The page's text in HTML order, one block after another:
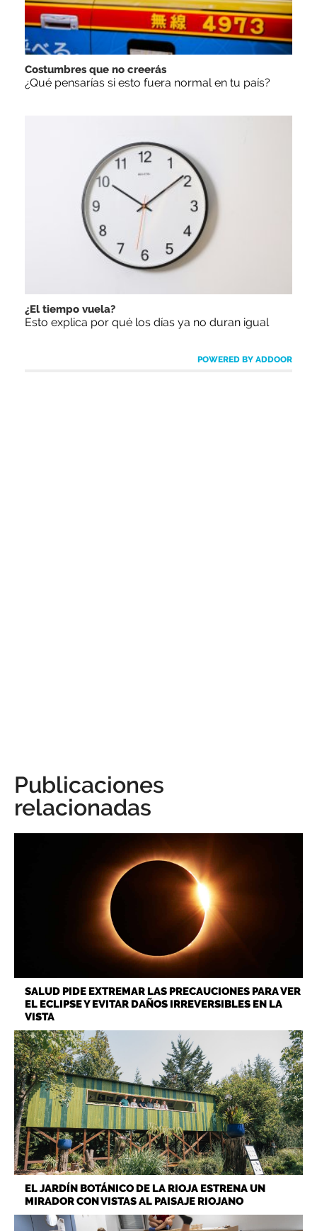
Costumbres que no creerás
¿Qué pensarías si esto fuera normal en tu país?
¿El tiempo vuela?
Esto explica por qué los días ya no duran igual
POWERED BY ADDOOR
Publicaciones
relacionadas
SALUD PIDE EXTREMAR LAS PRECAUCIONES PARA VER
EL ECLIPSE Y EVITAR DAÑOS IRREVERSIBLES EN LA
VISTA
EL JARDÍN BOTÁNICO DE LA RIOJA ESTRENA UN
MIRADOR CON VISTAS AL PAISAJE RIOJANO